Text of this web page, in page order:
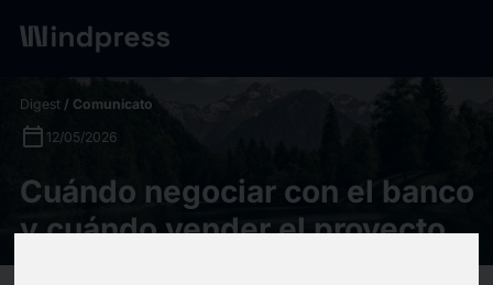
Digest/ Comunicato
calendar_today 12/05/2026
Cuándo negociar con el banco
y cuándo vender el proyecto